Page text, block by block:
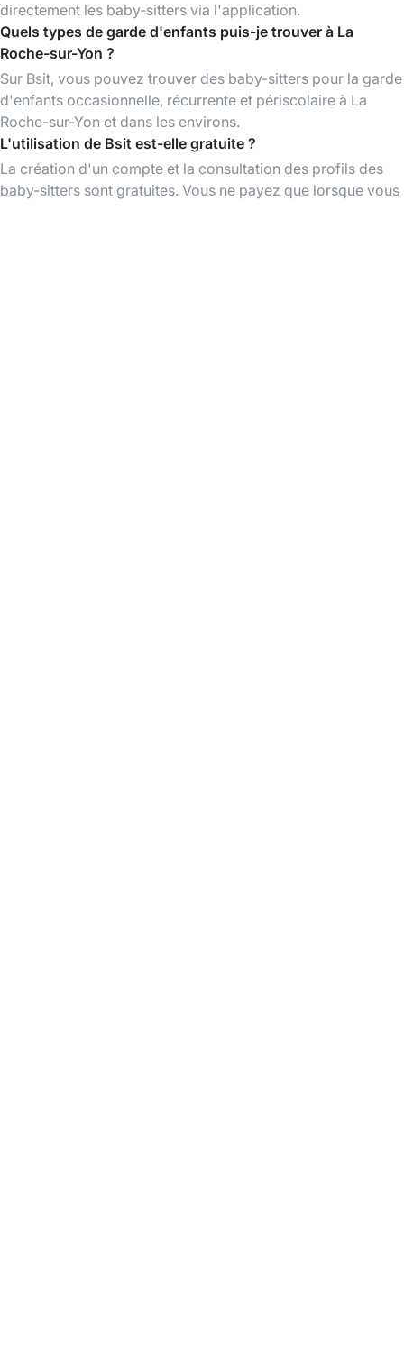
directement les baby-sitters via l'application.
Quels types de garde d'enfants puis-je trouver à La
Roche-sur-Yon ?
Sur Bsit, vous pouvez trouver des baby-sitters pour la garde
d'enfants occasionnelle, récurrente et périscolaire à La
Roche-sur-Yon et dans les environs.
L'utilisation de Bsit est-elle gratuite ?
La création d'un compte et la consultation des profils des
baby-sitters sont gratuites. Vous ne payez que lorsque vous